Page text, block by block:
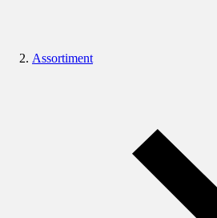
Assortiment